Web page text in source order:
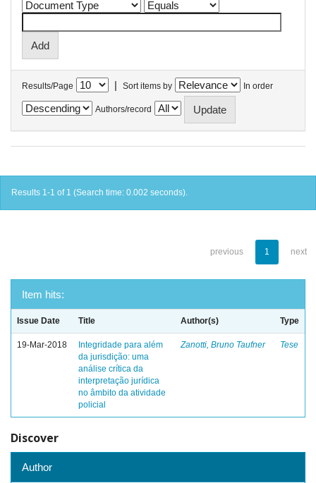
Results/Page | Sort items by In order
Authors/record
Results 1-1 of 1 (Search time: 0.002 seconds).
previous 1 next
Item hits:
Issue Date Title Author(s) Type
19-Mar-2018
Integridade para além
da jurisdição: uma
análise crítica da
interpretação jurídica
no âmbito da atividade
policial
Zanotti, Bruno Taufner Tese
Discover
Author